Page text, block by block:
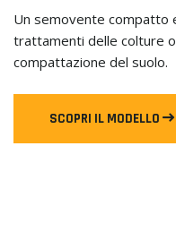
Un semovente compatto
trattamenti delle colture
compattazione del suolo.
SCOPRI IL MODELLO